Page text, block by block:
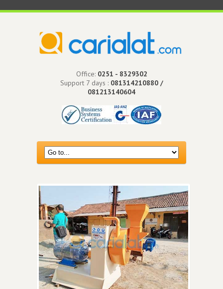
Office: 0251 - 8329302
Support 7 days : 081314210880 /
081213140604